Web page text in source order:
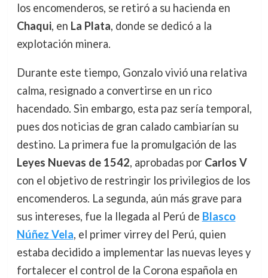
los encomenderos, se retiró a su hacienda en
Chaqui, en La Plata, donde se dedicó a la
explotación minera.
Durante este tiempo, Gonzalo vivió una relativa
calma, resignado a convertirse en un rico
hacendado. Sin embargo, esta paz sería temporal,
pues dos noticias de gran calado cambiarían su
destino. La primera fue la promulgación de las
Leyes Nuevas de 1542, aprobadas por Carlos V
con el objetivo de restringir los privilegios de los
encomenderos. La segunda, aún más grave para
sus intereses, fue la llegada al Perú de Blasco
Núñez Vela, el primer virrey del Perú, quien
estaba decidido a implementar las nuevas leyes y
fortalecer el control de la Corona española en